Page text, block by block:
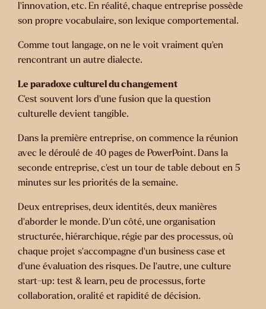
l’innovation, etc. En réalité, chaque entreprise possède
son propre vocabulaire, son lexique comportemental.
Comme tout langage, on ne le voit vraiment qu’en
rencontrant un autre dialecte.
Le paradoxe culturel du changement
C’est souvent lors d’une fusion que la question
culturelle devient tangible.
Dans la première entreprise, on commence la réunion
avec le déroulé de 40 pages de PowerPoint. Dans la
seconde entreprise, c’est un tour de table debout en 5
minutes sur les priorités de la semaine.
Deux entreprises, deux identités, deux manières
d’aborder le monde. D’un côté, une organisation
structurée, hiérarchique, régie par des processus, où
chaque projet s’accompagne d’un business case et
d’une évaluation des risques. De l’autre, une culture
start-up: test & learn, peu de processus, forte
collaboration, oralité et rapidité de décision.